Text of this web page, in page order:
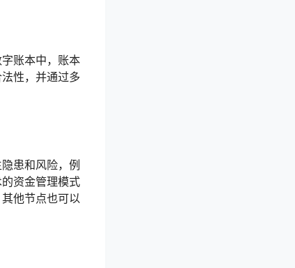
账本中，账本
性，并通过多
患和风险，例
资金管理模式
他节点也可以